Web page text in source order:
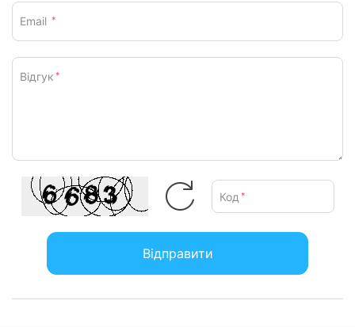
Email *
Відгук *
Код *
Відправити